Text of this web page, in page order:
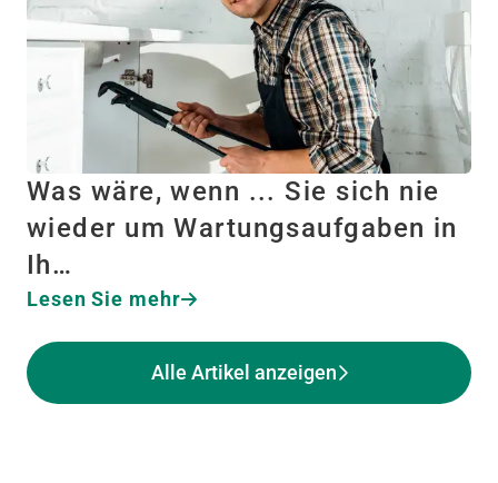
Was wäre, wenn ... Sie sich nie
wieder um Wartungsaufgaben in
Ih…
Lesen Sie mehr
Alle Artikel anzeigen